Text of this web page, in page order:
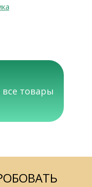
все товары